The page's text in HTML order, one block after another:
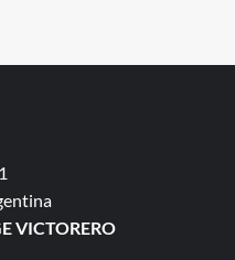
VICTORERO